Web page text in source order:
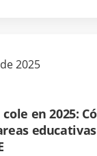
2025
en 2025: